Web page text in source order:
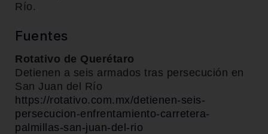
Río.
Fuentes
Rotativo de Querétaro
Detienen a seis armados tras persecución en
San Juan del Río
https://rotativo.com.mx/detienen-seis-
persecucion-enfrentamiento-carretera-
palmillas-san-juan-del-rio